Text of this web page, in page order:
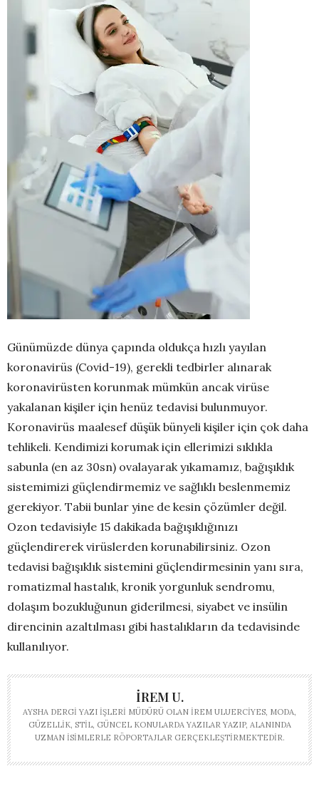
Günümüzde dünya çapında oldukça hızlı yayılan
koronavirüs (Covid-19), gerekli tedbirler alınarak
koronavirüsten korunmak mümkün ancak virüse
yakalanan kişiler için henüz tedavisi bulunmuyor.
Koronavirüs maalesef düşük bünyeli kişiler için çok daha
tehlikeli. Kendimizi korumak için ellerimizi sıklıkla
sabunla (en az 30sn) ovalayarak yıkamamız, bağışıklık
sistemimizi güçlendirmemiz ve sağlıklı beslenmemiz
gerekiyor. Tabii bunlar yine de kesin çözümler değil.
Ozon tedavisiyle 15 dakikada bağışıklığınızı
güçlendirerek virüslerden korunabilirsiniz. Ozon
tedavisi bağışıklık sistemini güçlendirmesinin yanı sıra,
romatizmal hastalık, kronik yorgunluk sendromu,
dolaşım bozukluğunun giderilmesi, siyabet ve insülin
direncinin azaltılması gibi hastalıkların da tedavisinde
kullanılıyor.
İREM U.
AYSHA DERGI YAZI İŞLERI MÜDÜRÜ OLAN İREM ULUERCIYES, MODA,
GÜZELLIK, STIL, GÜNCEL KONULARDA YAZILAR YAZIP, ALANINDA
UZMAN ISIMLERLE RÖPORTAJLAR GERÇEKLEŞTIRMEKTEDIR.